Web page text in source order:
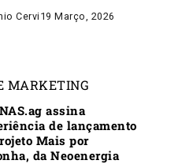
Cervi 19 Março, 2026
MARKETING
assina
de lançamento
Mais por
da Neoenergia